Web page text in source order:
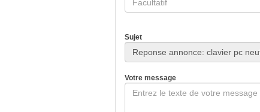
Sujet
Votre message